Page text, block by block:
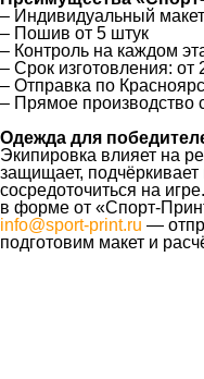
– Индивидуальный
– Пошив от 5 штук
– Контроль на каждом
– Срок изготовления: от
– Отправка по
– Прямое производство
Одежда для
Экипировка влияет на
защищает,
сосредоточиться на
в форме от
info@sport-print.ru —
подготовим макет и